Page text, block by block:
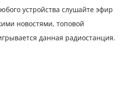
устройства слушайте эфир
новостями, топовой
данная радиостанция.